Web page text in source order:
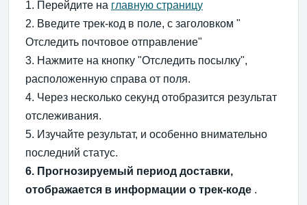
1. Перейдите на главную страницу
2. Введите трек-код в поле, с заголовком "
Отследить почтовое отправление"
3. Нажмите на кнопку "Отследить посылку",
расположенную справа от поля.
4. Через несколько секунд отобразится результат
отслеживания.
5. Изучайте результат, и особенно внимательно
последний статус.
6. Прогнозируемый период доставки,
отображается в информации о трек-коде .